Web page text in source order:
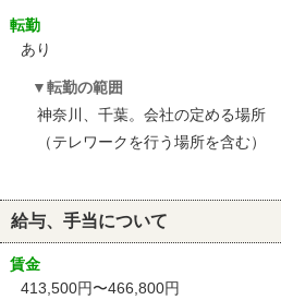
転勤
あり
転勤の範囲
神奈川、千葉。会社の定める場所
（テレワークを行う場所を含む）
給与、手当について
賃金
413,500円〜466,800円